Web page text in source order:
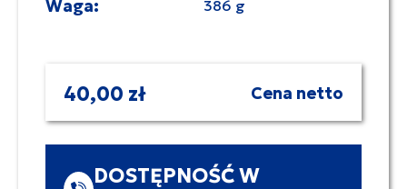
Waga: 386 g
40,00 zł Cena netto
DOSTĘPNOŚĆ W